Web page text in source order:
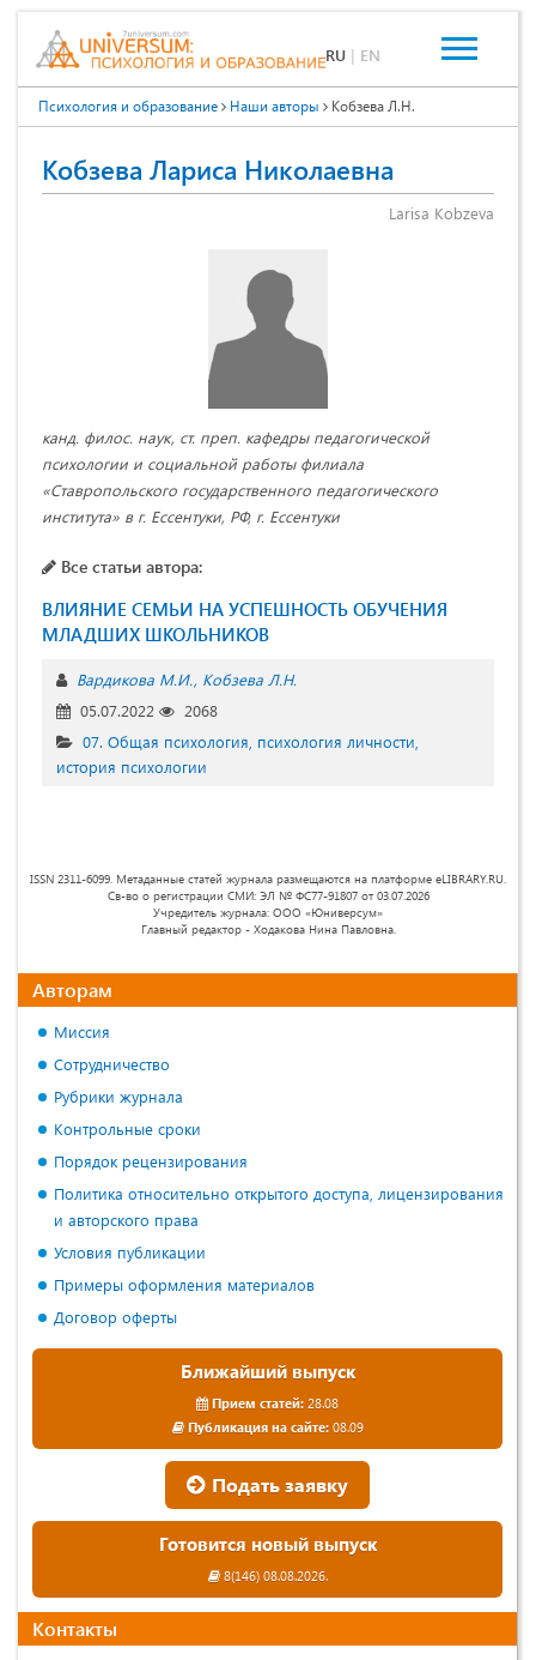
RU | EN
Психология и образование Наши авторы Кобзева Л.Н.
Кобзева Лариса Николаевна
Larisa Kobzeva
канд. филос. наук, ст. преп. кафедры педагогической
психологии и социальной работы филиала
«Ставропольского государственного педагогического
института» в г. Ессентуки, РФ, г. Ессентуки
Все статьи автора:
ВЛИЯНИЕ СЕМЬИ НА УСПЕШНОСТЬ ОБУЧЕНИЯ
МЛАДШИХ ШКОЛЬНИКОВ
Вардикова М.И. Кобзева Л.Н.
05.07.2022
2068
07. Общая психология, психология личности,
история психологии
ISSN 2311-6099. Метаданные статей журнала размещаются на платформе eLIBRARY.RU.
Св-во о регистрации СМИ: ЭЛ № ФС77-91807 от 03.07.2026
Учредитель журнала: ООО «Юниверсум»
Главный редактор - Ходакова Нина Павловна.
Авторам
Миссия
Сотрудничество
Рубрики журнала
Контрольные сроки
Порядок рецензирования
Политика относительно открытого доступа, лицензирования
и авторского права
Условия публикации
Примеры оформления материалов
Договор оферты
Ближайший выпуск
Прием статей: 28.08
Публикация на сайте:08.09
Подать заявку
Готовится новый выпуск
8(146) 08.08.2026.
Контакты